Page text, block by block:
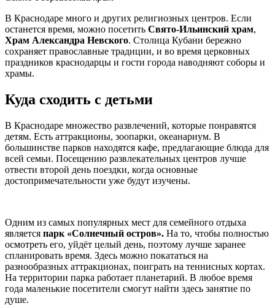
В Краснодаре много и других религиозных центров. Если
останется время, можно посетить Свято-Ильинский храм,
Храм Александра Невского. Столица Кубани бережно
сохраняет православные традиции, и во время церковных
праздников краснодарцы и гости города наводняют соборы и
храмы.
Куда сходить с детьми
В Краснодаре множество развлечений, которые понравятся
детям. Есть аттракционы, зоопарки, океанариум. В
большинстве парков находятся кафе, предлагающие блюда для
всей семьи. Посещению развлекательных центров лучше
отвести второй день поездки, когда основные
достопримечательности уже будут изучены.
Одним из самых популярных мест для семейного отдыха
является парк «Солнечный остров». На то, чтобы полностью
осмотреть его, уйдёт целый день, поэтому лучше заранее
спланировать время. Здесь можно покататься на
разнообразных аттракционах, поиграть на теннисных кортах.
На территории парка работает планетарий. В любое время
года маленькие посетители смогут найти здесь занятие по
душе.